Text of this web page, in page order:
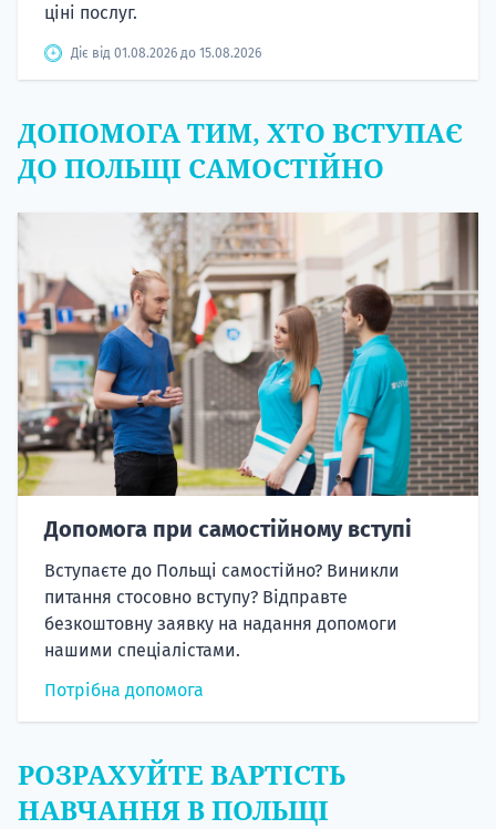
ціні послуг.
Діє від 01.08.2026 до 15.08.2026
ДОПОМОГА ТИМ, ХТО ВСТУПАЄ
ДО ПОЛЬЩІ САМОСТІЙНО
Допомога при самостійному вступі
Вступаєте до Польщі самостійно? Виникли
питання стосовно вступу? Відправте
безкоштовну заявку на надання допомоги
нашими спеціалістами.
Потрібна допомога
РОЗРАХУЙТЕ ВАРТІСТЬ
НАВЧАННЯ В ПОЛЬЩІ